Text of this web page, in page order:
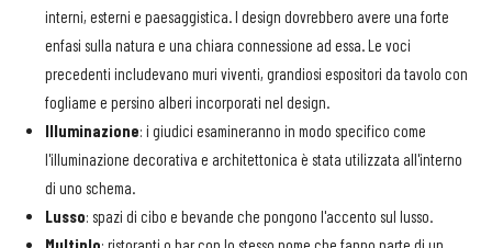
interni, esterni e paesaggistica. I design dovrebbero avere una forte
enfasi sulla natura e una chiara connessione ad essa. Le voci
precedenti includevano muri viventi, grandiosi espositori da tavolo con
fogliame e persino alberi incorporati nel design.
Illuminazione: i giudici esamineranno in modo specifico come
l'illuminazione decorativa e architettonica è stata utilizzata all'interno
di uno schema.
Lusso: spazi di cibo e bevande che pongono l'accento sul lusso.